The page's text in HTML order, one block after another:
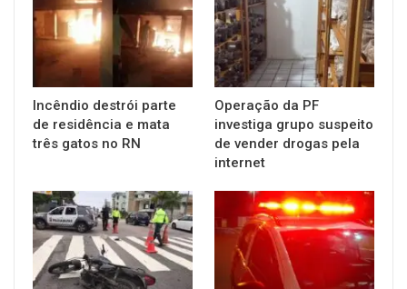
Incêndio destrói parte
de residência e mata
três gatos no RN
Operação da PF
investiga grupo suspeito
de vender drogas pela
internet